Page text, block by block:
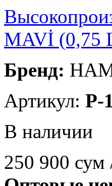
MAVİ (0,75
Бренд:
Артикул: P-
В наличии
250 900 сум